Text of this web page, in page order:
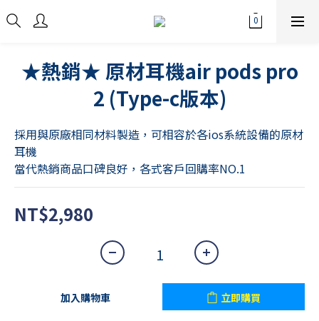
★熱銷★ 原材耳機air pods pro
2 (Type-c版本)
採用與原廠相同材料製造，可相容於各ios系統設備的原材
耳機
當代熱銷商品口碑良好，各式客戶回購率NO.1
NT$2,980
加入購物車 立即購買